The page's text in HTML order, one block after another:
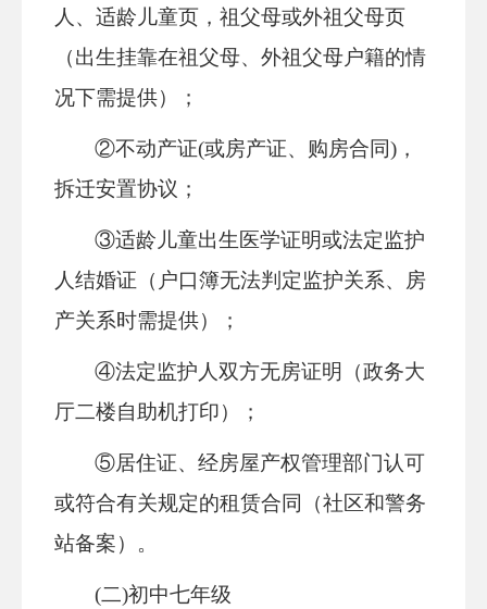
人、适龄儿童页，祖父母或外祖父母页
（出生挂靠在祖父母、外祖父母户籍的情
况下需提供）；
②不动产证(或房产证、购房合同)，
拆迁安置协议；
③适龄儿童出生医学证明或法定监护
人结婚证（户口簿无法判定监护关系、房
产关系时需提供）；
④法定监护人双方无房证明（政务大
厅二楼自助机打印）；
⑤居住证、经房屋产权管理部门认可
或符合有关规定的租赁合同
（社区和警务
站备案）。
(二)初中七年级